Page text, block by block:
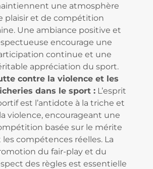
une atmosphère
plaisir et de compétition
Une ambiance positive et
encourage une
continue et une
appréciation du sport.
contre la violence et les
dans le sport : L’esprit
est l’antidote à la triche et
violence, encourageant une
basée sur le mérite
les compétences réelles. La
du fair-play et du
des règles est essentielle